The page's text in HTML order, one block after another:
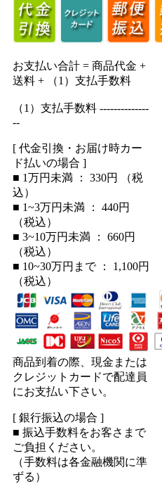
お支払い合計 = 商品代金 +
送料 + （1）支払手数料
（1）支払手数料 --------------
--
[ 代金引換・お届け時カー
ド払いの場合 ]
■ 1万円未満 ： 330円 （税
込）
■ 1~3万円未満 ： 440円
（税込）
■ 3~10万円未満 ： 660円
（税込）
■ 10~30万円まで ： 1,100円
（税込）
商品到着の際、現金または
クレジットカードで配達員
にお支払い下さい。
[ 銀行振込の場合 ]
■ 振込手数料をお客さまで
ご負担ください。
（手数料は各金融機関に準
ずる）